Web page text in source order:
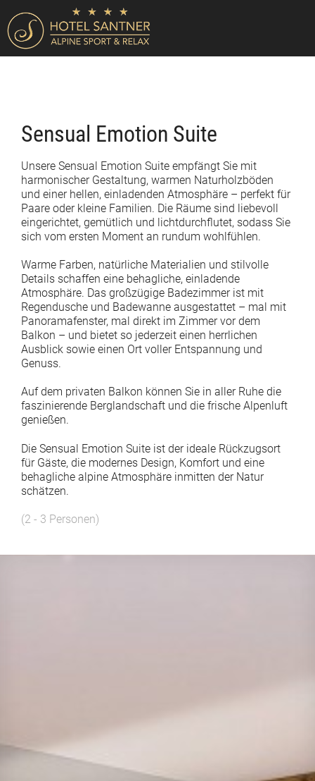
Sensual Emotion Suite
Unsere Sensual Emotion Suite empfängt Sie mit
harmonischer Gestaltung, warmen Naturholzböden
und einer hellen, einladenden Atmosphäre – perfekt für
Paare oder kleine Familien. Die Räume sind liebevoll
eingerichtet, gemütlich und lichtdurchflutet, sodass Sie
sich vom ersten Moment an rundum wohlfühlen.
Warme Farben, natürliche Materialien und stilvolle
Details schaffen eine behagliche, einladende
Atmosphäre. Das großzügige Badezimmer ist mit
Regendusche und Badewanne ausgestattet – mal mit
Panoramafenster, mal direkt im Zimmer vor dem
Balkon – und bietet so jederzeit einen herrlichen
Ausblick sowie einen Ort voller Entspannung und
Genuss.
Auf dem privaten Balkon können Sie in aller Ruhe die
faszinierende Berglandschaft und die frische Alpenluft
genießen.
Die Sensual Emotion Suite ist der ideale Rückzugsort
für Gäste, die modernes Design, Komfort und eine
behagliche alpine Atmosphäre inmitten der Natur
schätzen.
(2 - 3 Personen)